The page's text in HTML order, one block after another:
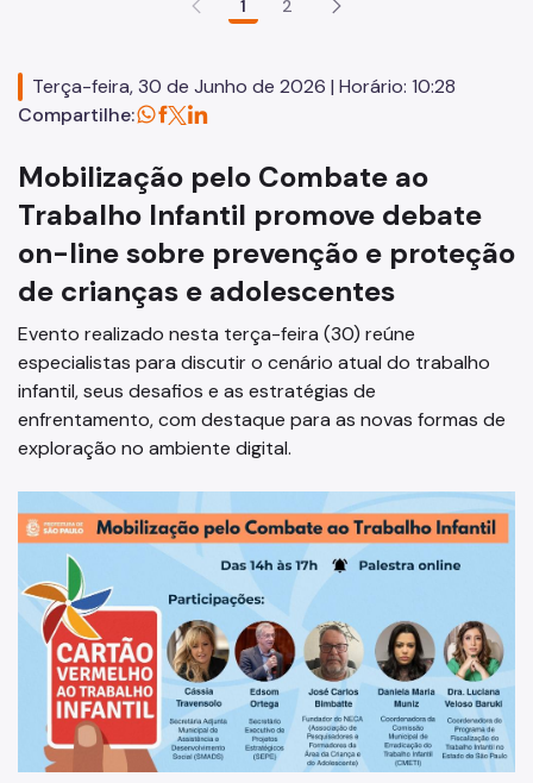
CPAS
Painéis
Pessoa em situação de rua
Programa Reencontro
Crianças e Adolescentes
Jovens e Adultos
Idosos
Famílias
Família Acolhedora
Mulheres Vítimas de Violência
LGBTQIAPN+
Imigrantes
Programa Cidade Protetora
1 2
Terça-feira, 30 de Junho de 2026 | Horário: 10:28
Compartilhe:
Mobilização pelo Combate ao
Trabalho Infantil promove debate
on-line sobre prevenção e proteção
de crianças e adolescentes
Evento realizado nesta terça-feira (30) reúne
especialistas para discutir o cenário atual do trabalho
infantil, seus desafios e as estratégias de
enfrentamento, com destaque para as novas formas de
exploração no ambiente digital.